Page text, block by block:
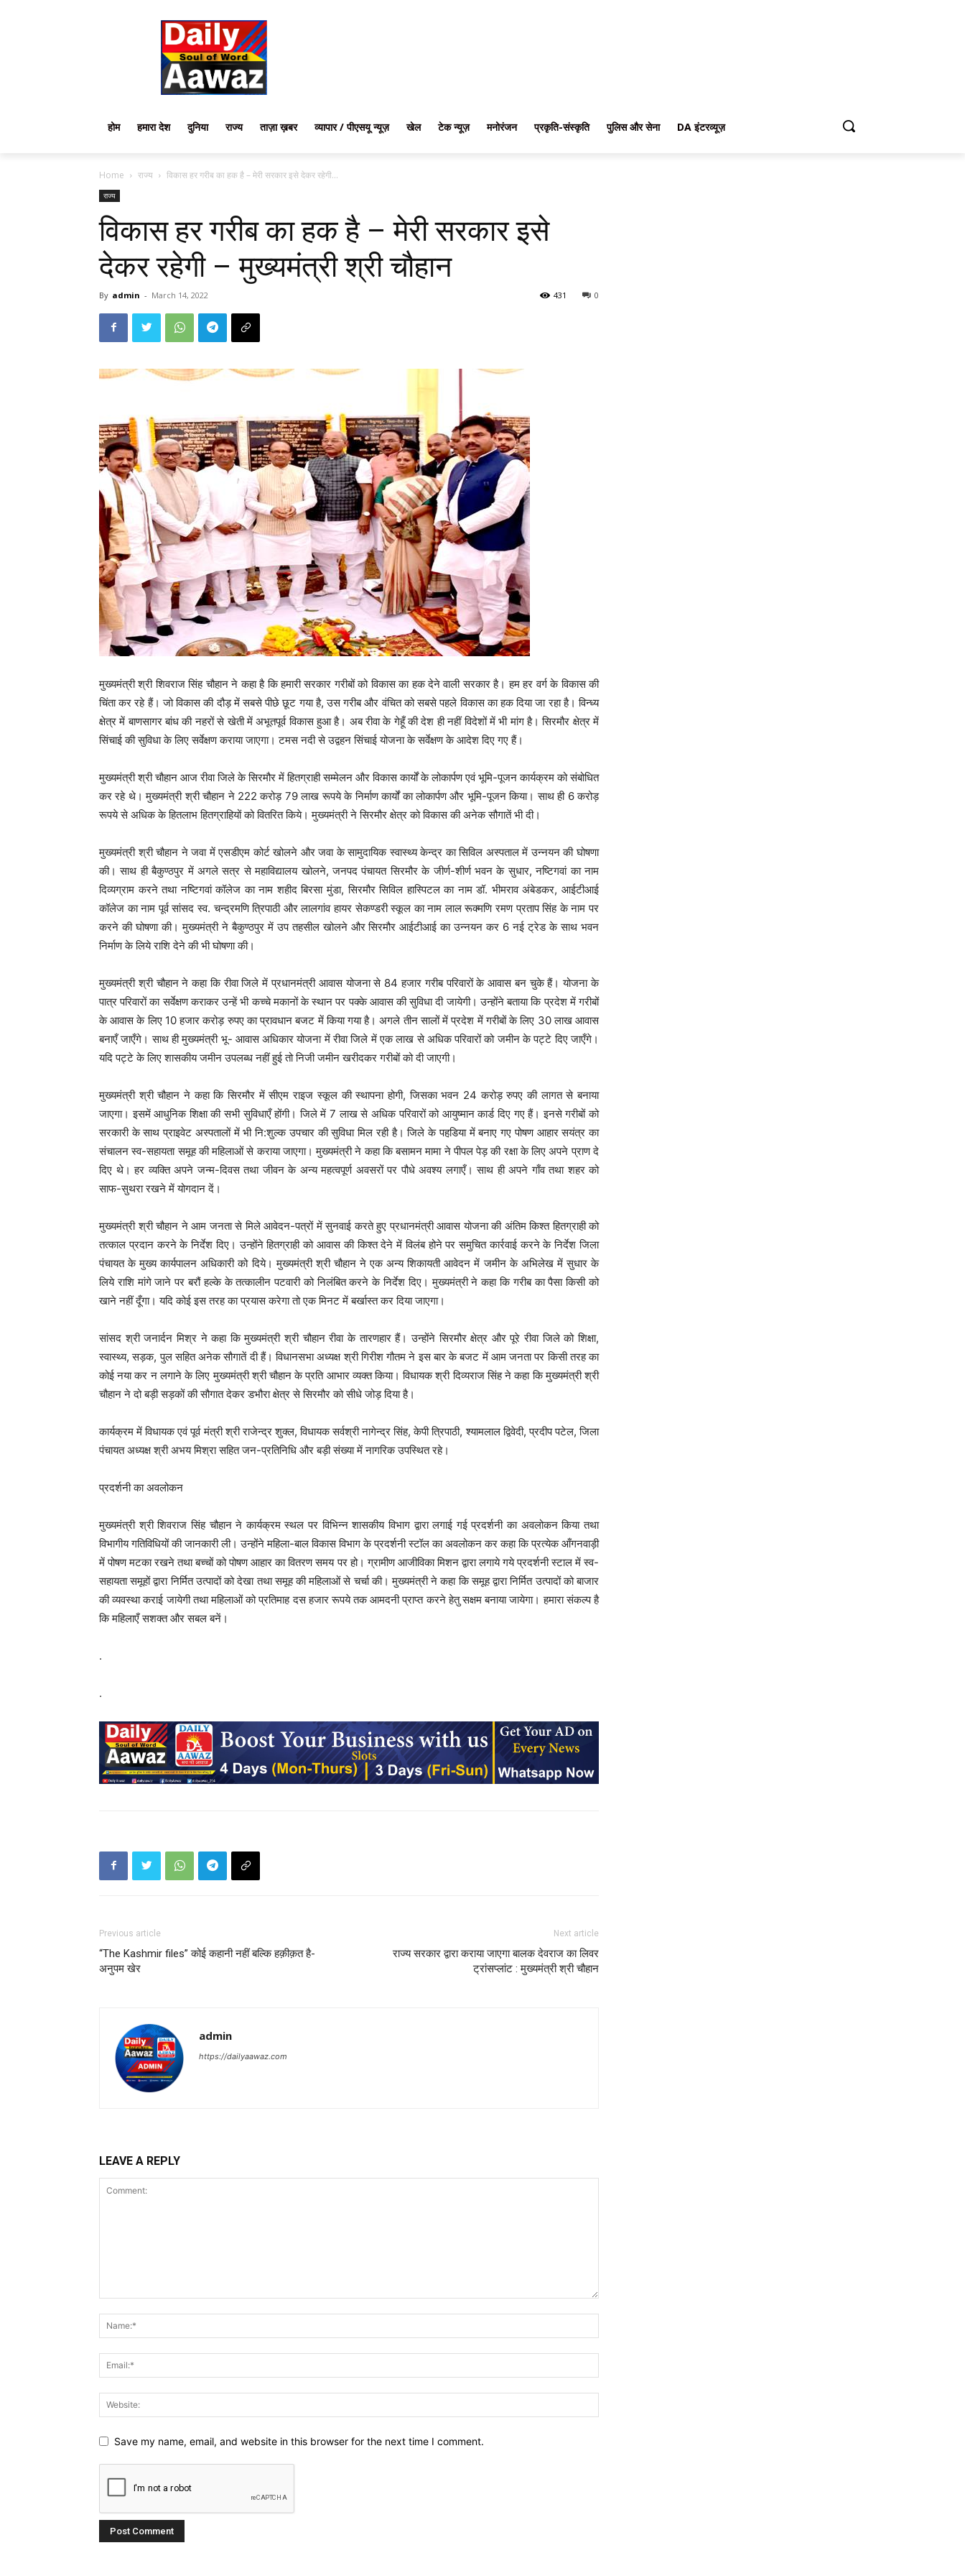
होम हमारा देश दुनिया राज्य ताज़ा ख़बर व्यापार / पीएसयू न्यूज़ खेल टेक न्यूज़ मनोरंजन प्रकृति-संस्कृति पुलिस और सेना DA इंटरव्यूज़
Home राज्य विकास हर गरीब का हक है – मेरी सरकार इसे देकर रहेगी...
राज्य
विकास हर गरीब का हक है – मेरी सरकार इसे
देकर रहेगी – मुख्यमंत्री श्री चौहान
By admin - March 14, 2022 0
431
मुख्यमंत्री श्री शिवराज सिंह चौहान ने कहा है कि हमारी सरकार गरीबों को विकास का हक देने वाली सरकार है। हम हर वर्ग के विकास की
चिंता कर रहे हैं। जो विकास की दौड़ में सबसे पीछे छूट गया है, उस गरीब और वंचित को सबसे पहले विकास का हक दिया जा रहा है। विन्ध्य
क्षेत्र में बाणसागर बांध की नहरों से खेती में अभूतपूर्व विकास हुआ है। अब रीवा के गेहूँ की देश ही नहीं विदेशों में भी मांग है। सिरमौर क्षेत्र में
सिंचाई की सुविधा के लिए सर्वेक्षण कराया जाएगा। टमस नदी से उद्वहन सिंचाई योजना के सर्वेक्षण के आदेश दिए गए हैं।
मुख्यमंत्री श्री चौहान आज रीवा जिले के सिरमौर में हितग्राही सम्मेलन और विकास कार्यों के लोकार्पण एवं भूमि-पूजन कार्यक्रम को संबोधित
कर रहे थे। मुख्यमंत्री श्री चौहान ने 222 करोड़ 79 लाख रूपये के निर्माण कार्यों का लोकार्पण और भूमि-पूजन किया। साथ ही 6 करोड़
रूपये से अधिक के हितलाभ हितग्राहियों को वितरित किये। मुख्यमंत्री ने सिरमौर क्षेत्र को विकास की अनेक सौगातें भी दी।
मुख्यमंत्री श्री चौहान ने जवा में एसडीएम कोर्ट खोलने और जवा के सामुदायिक स्वास्थ्य केन्द्र का सिविल अस्पताल में उन्नयन की घोषणा
की। साथ ही बैकुण्ठपुर में अगले सत्र से महाविद्यालय खोलने, जनपद पंचायत सिरमौर के जीर्ण-शीर्ण भवन के सुधार, नष्टिगवां का नाम
दिव्यग्राम करने तथा नष्टिगवां कॉलेज का नाम शहीद बिरसा मुंडा, सिरमौर सिविल हास्पिटल का नाम डॉ. भीमराव अंबेडकर, आईटीआई
कॉलेज का नाम पूर्व सांसद स्व. चन्द्रमणि त्रिपाठी और लालगांव हायर सेकण्डरी स्कूल का नाम लाल रूक्मणि रमण प्रताप सिंह के नाम पर
करने की घोषणा की। मुख्यमंत्री ने बैकुण्ठपुर में उप तहसील खोलने और सिरमौर आईटीआई का उन्नयन कर 6 नई ट्रेड के साथ भवन
निर्माण के लिये राशि देने की भी घोषणा की।
मुख्यमंत्री श्री चौहान ने कहा कि रीवा जिले में प्रधानमंत्री आवास योजना से 84 हजार गरीब परिवारों के आवास बन चुके हैं। योजना के
पात्र परिवारों का सर्वेक्षण कराकर उन्हें भी कच्चे मकानों के स्थान पर पक्के आवास की सुविधा दी जायेगी। उन्होंने बताया कि प्रदेश में गरीबों
के आवास के लिए 10 हजार करोड़ रुपए का प्रावधान बजट में किया गया है। अगले तीन सालों में प्रदेश में गरीबों के लिए 30 लाख आवास
बनाएँ जाएँगे। साथ ही मुख्यमंत्री भू- आवास अधिकार योजना में रीवा जिले में एक लाख से अधिक परिवारों को जमीन के पट्टे दिए जाएँगे।
यदि पट्टे के लिए शासकीय जमीन उपलब्ध नहीं हुई तो निजी जमीन खरीदकर गरीबों को दी जाएगी।
मुख्यमंत्री श्री चौहान ने कहा कि सिरमौर में सीएम राइज स्कूल की स्थापना होगी, जिसका भवन 24 करोड़ रुपए की लागत से बनाया
जाएगा। इसमें आधुनिक शिक्षा की सभी सुविधाएँ होंगी। जिले में 7 लाख से अधिक परिवारों को आयुष्मान कार्ड दिए गए हैं। इनसे गरीबों को
सरकारी के साथ प्राइवेट अस्पतालों में भी नि:शुल्क उपचार की सुविधा मिल रही है। जिले के पहडि़या में बनाए गए पोषण आहार सयंत्र का
संचालन स्व-सहायता समूह की महिलाओं से कराया जाएगा। मुख्यमंत्री ने कहा कि बसामन मामा ने पीपल पेड़ की रक्षा के लिए अपने प्राण दे
दिए थे। हर व्यक्ति अपने जन्म-दिवस तथा जीवन के अन्य महत्वपूर्ण अवसरों पर पौधे अवश्य लगाएँ। साथ ही अपने गाँव तथा शहर को
साफ-सुथरा रखने में योगदान दें।
मुख्यमंत्री श्री चौहान ने आम जनता से मिले आवेदन-पत्रों में सुनवाई करते हुए प्रधानमंत्री आवास योजना की अंतिम किश्त हितग्राही को
तत्काल प्रदान करने के निर्देश दिए। उन्होंने हितग्राही को आवास की किश्त देने में विलंब होने पर समुचित कार्रवाई करने के निर्देश जिला
पंचायत के मुख्य कार्यपालन अधिकारी को दिये। मुख्यमंत्री श्री चौहान ने एक अन्य शिकायती आवेदन में जमीन के अभिलेख में सुधार के
लिये राशि मांगे जाने पर बरौं हल्के के तत्कालीन पटवारी को निलंबित करने के निर्देश दिए। मुख्यमंत्री ने कहा कि गरीब का पैसा किसी को
खाने नहीं दूँगा। यदि कोई इस तरह का प्रयास करेगा तो एक मिनट में बर्खास्त कर दिया जाएगा।
सांसद श्री जनार्दन मिश्र ने कहा कि मुख्यमंत्री श्री चौहान रीवा के तारणहार हैं। उन्होंने सिरमौर क्षेत्र और पूरे रीवा जिले को शिक्षा,
स्वास्थ्य, सड़क, पुल सहित अनेक सौगातें दी हैं। विधानसभा अध्यक्ष श्री गिरीश गौतम ने इस बार के बजट में आम जनता पर किसी तरह का
कोई नया कर न लगाने के लिए मुख्यमंत्री श्री चौहान के प्रति आभार व्यक्त किया। विधायक श्री दिव्यराज सिंह ने कहा कि मुख्यमंत्री श्री
चौहान ने दो बड़ी सड़कों की सौगात देकर डभौरा क्षेत्र से सिरमौर को सीधे जोड़ दिया है।
कार्यक्रम में विधायक एवं पूर्व मंत्री श्री राजेन्द्र शुक्ल, विधायक सर्वश्री नागेन्द्र सिंह, केपी त्रिपाठी, श्यामलाल द्विवेदी, प्रदीप पटेल, जिला
पंचायत अध्यक्ष श्री अभय मिश्रा सहित जन-प्रतिनिधि और बड़ी संख्या में नागरिक उपस्थित रहे।
प्रदर्शनी का अवलोकन
मुख्यमंत्री श्री शिवराज सिंह चौहान ने कार्यक्रम स्थल पर विभिन्न शासकीय विभाग द्वारा लगाई गई प्रदर्शनी का अवलोकन किया तथा
विभागीय गतिविधियों की जानकारी ली। उन्होंने महिला-बाल विकास विभाग के प्रदर्शनी स्टॉल का अवलोकन कर कहा कि प्रत्येक आँगनवाड़ी
में पोषण मटका रखने तथा बच्चों को पोषण आहार का वितरण समय पर हो। ग्रामीण आजीविका मिशन द्वारा लगाये गये प्रदर्शनी स्टाल में स्व-
सहायता समूहों द्वारा निर्मित उत्पादों को देखा तथा समूह की महिलाओं से चर्चा की। मुख्यमंत्री ने कहा कि समूह द्वारा निर्मित उत्पादों को बाजार
की व्यवस्था कराई जायेगी तथा महिलाओं को प्रतिमाह दस हजार रूपये तक आमदनी प्राप्त करने हेतु सक्षम बनाया जायेगा। हमारा संकल्प है
कि महिलाएँ सशक्त और सबल बनें।
.
.
Previous article
“The Kashmir files” कोई कहानी नहीं बल्कि हक़ीक़त है-
अनुपम खेर
Next article
राज्य सरकार द्वारा कराया जाएगा बालक देवराज का लिवर
ट्रांसप्लांट : मुख्यमंत्री श्री चौहान
admin
https://dailyaawaz.com
LEAVE A REPLY
Save my name, email, and website in this browser for the next time I comment.